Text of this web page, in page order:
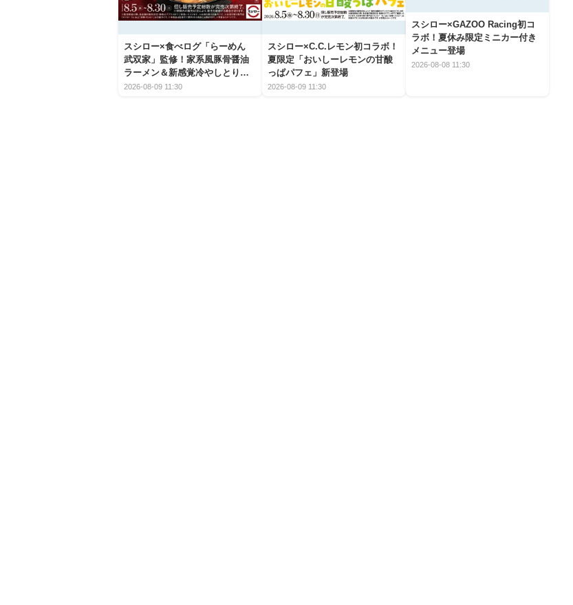
スシロー×食べログ「らーめん
武双家」監修！家系風豚骨醤油
ラーメン＆新感覚冷やしとり天
うどんが新登場
2026-08-09 11:30
スシロー×C.C.レモン初コラボ！
夏限定「おいしーレモンの甘酸
っぱパフェ」新登場
2026-08-09 11:30
スシロー×GAZOO Racing初コ
ラボ！夏休み限定ミニカー付き
メニュー登場
2026-08-08 11:30